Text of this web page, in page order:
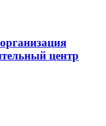
центр